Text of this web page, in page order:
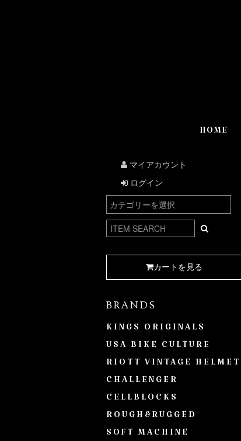
HOME
マイアカウント
ログイン
カートを見る
BRANDS
KINGS ORIGINALS
USA BIKE CULTURE
RIOTT VINTAGE HELMET
CHALLENGER
CELLBLOCKS
ROUGH&RUGGED
SOFT MACHINE